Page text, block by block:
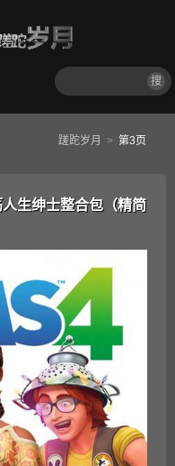
搜
蹉跎岁月 > 第3页
生绅士整合包（精简